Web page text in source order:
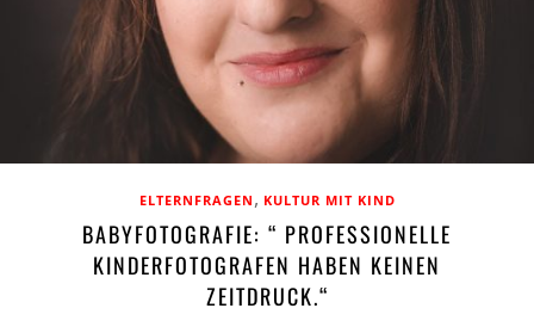
ELTERNFRAGEN , KULTUR MIT KIND
BABYFOTOGRAFIE: “ PROFESSIONELLE
KINDERFOTOGRAFEN HABEN KEINEN
ZEITDRUCK.“